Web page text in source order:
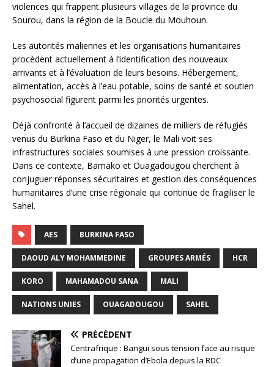
violences qui frappent plusieurs villages de la province du
Sourou, dans la région de la Boucle du Mouhoun.
Les autorités maliennes et les organisations humanitaires
procèdent actuellement à l’identification des nouveaux
arrivants et à l’évaluation de leurs besoins. Hébergement,
alimentation, accès à l’eau potable, soins de santé et soutien
psychosocial figurent parmi les priorités urgentes.
Déjà confronté à l’accueil de dizaines de milliers de réfugiés
venus du Burkina Faso et du Niger, le Mali voit ses
infrastructures sociales soumises à une pression croissante.
Dans ce contexte, Bamako et Ouagadougou cherchent à
conjuguer réponses sécuritaires et gestion des conséquences
humanitaires d’une crise régionale qui continue de fragiliser le
Sahel.
AES BURKINA FASO
DAOUD ALY MOHAMMEDINE GROUPES ARMÉS HCR
KORO MAHAMADOU SANA MALI
NATIONS UNIES OUAGADOUGOU SAHEL
PRÉCÉDENT
Centrafrique : Bangui sous tension face au risque
d’une propagation d’Ebola depuis la RDC